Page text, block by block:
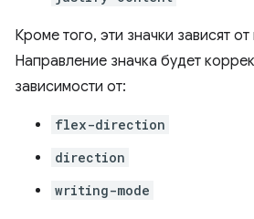
Кроме того, эти значки зависят от
Направление значка будет
зависимости от:
flex-direction
direction
writing-mode